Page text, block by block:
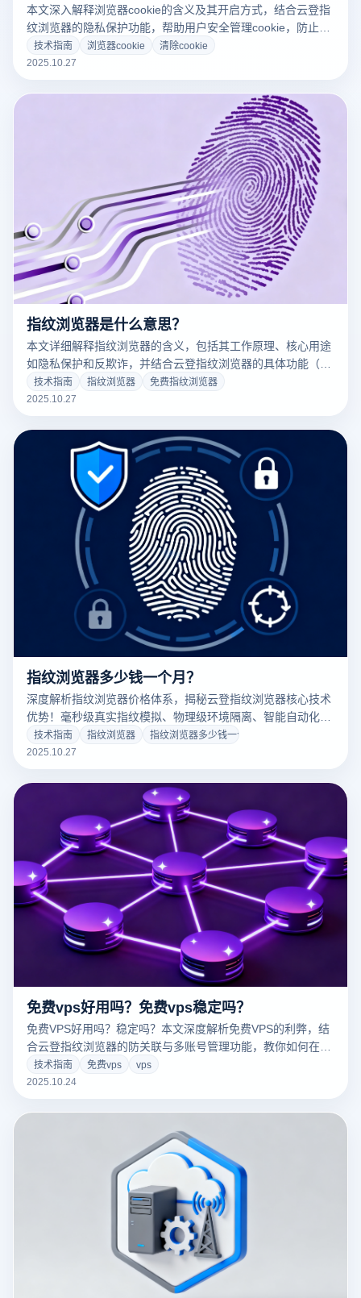
本文深入解释浏览器cookie的含义及其开启方式，结合云登指
纹浏览器的隐私保护功能，帮助用户安全管理cookie，防止追
踪。了解如何通过指纹技术实现安全浏览，并下载云登提升在
线隐私。
技术指南 浏览器cookie
清除cookie
2025.10.27
指纹浏览器是什么意思？
本文详细解释指纹浏览器的含义，包括其工作原理、核心用途
如隐私保护和反欺诈，并结合云登指纹浏览器的具体功能（如
多环境隔离、代理集成、自动化任务），分析其在电商、营销
等场景的应用优势。帮助用户理解如何利用指纹浏览器避免账
技术指南 指纹浏览器
免费指纹浏览器
2025.10.27
指纹浏览器多少钱一个月？
深度解析指纹浏览器价格体系，揭秘云登指纹浏览器核心技术
优势！毫秒级真实指纹模拟、物理级环境隔离、智能自动化工
作流，$16.9/月起解决多账号关联难题，提升300%运营效
率。
技术指南 指纹浏览器
指纹浏览器多少钱一个月
2025.10.27
免费vps好用吗？免费vps稳定吗？
免费VPS好用吗？稳定吗？本文深度解析免费VPS的利弊，结
合云登指纹浏览器的防关联与多账号管理功能，教你如何在低
成本下实现安全高效的远程运营，规避账号封禁风险。
技术指南 免费vps
vps
2025.10.24